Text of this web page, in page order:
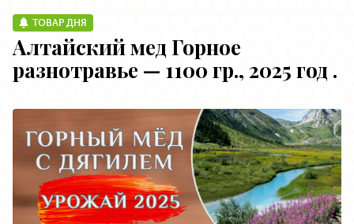
ТОВАР ДНЯ
Алтайский мед Горное
разнотравье — 1100 гр., 2025 год .